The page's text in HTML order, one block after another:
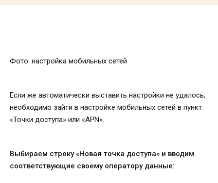
Фото: настройка мобильных сетей
Если же автоматически выставить настройки не удалось,
необходимо зайти в настройке мобильных сетей в пункт
«Точки доступа» или «APN».
Выбираем строку «Новая точка доступа» и вводим
соответствующие своему оператору данные: